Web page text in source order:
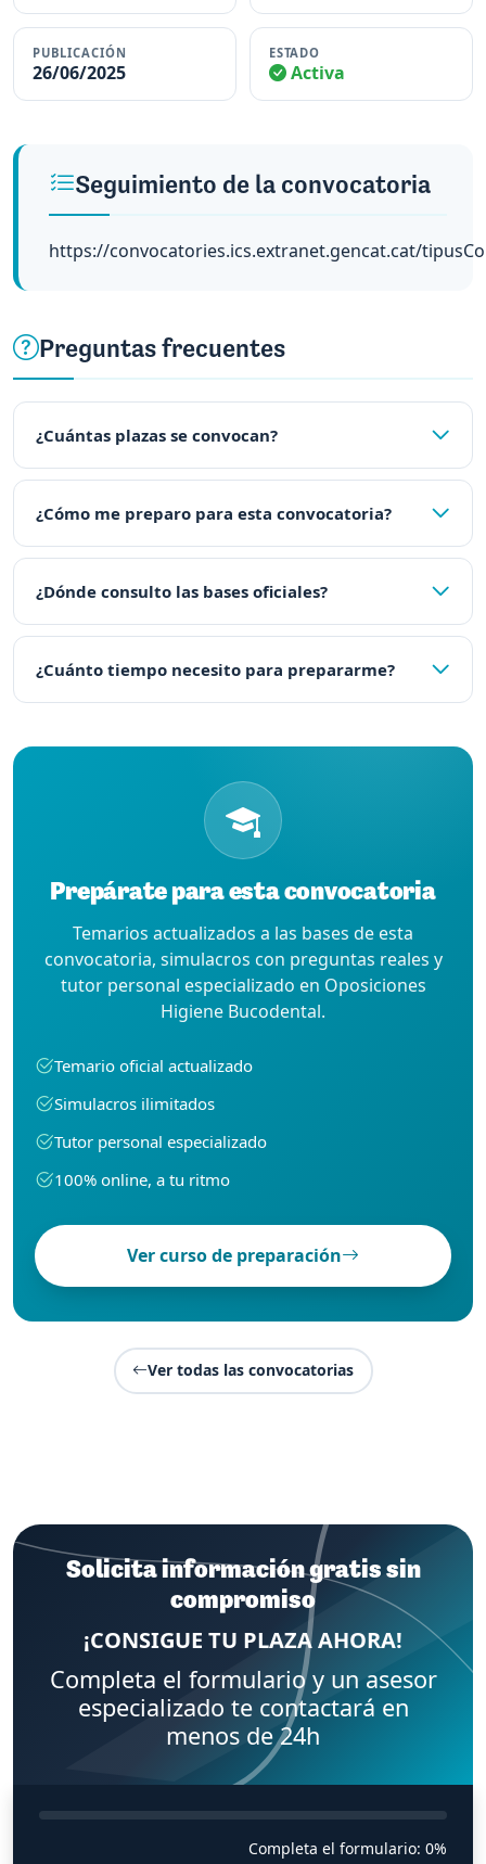
PUBLICACIÓN
26/06/2025
ESTADO
Activa
Seguimiento de la convocatoria
https://convocatories.ics.extranet.gencat.cat/
Preguntas frecuentes
¿Cuántas plazas se convocan?
¿Cómo me preparo para esta convocatoria?
¿Dónde consulto las bases oficiales?
¿Cuánto tiempo necesito para prepararme?
Prepárate para esta convocatoria
Temarios actualizados a las bases de esta
convocatoria, simulacros con preguntas reales y
tutor personal especializado en Oposiciones
Higiene Bucodental.
Temario oficial actualizado
Simulacros ilimitados
Tutor personal especializado
100% online, a tu ritmo
Ver curso de preparación
Ver todas las convocatorias
Solicita información gratis sin
compromiso
¡CONSIGUE TU PLAZA AHORA!
Completa el formulario y un asesor
especializado te contactará en
menos de 24h
Completa el formulario: 0%